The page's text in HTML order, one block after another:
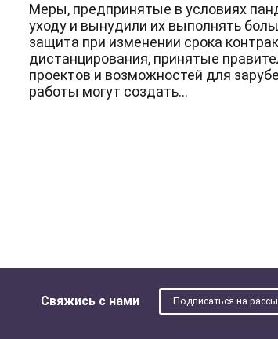
Меры, предпринятые в условиях
уходу и вынудили их выполнять
защита при изменении срока
дистанцирования, принятые
проектов и возможностей для
работы могут создать...
Свяжись с нами Подписаться на